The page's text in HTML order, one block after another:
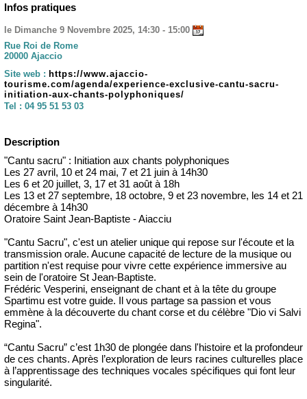
Infos pratiques
le Dimanche 9 Novembre 2025, 14:30 - 15:00
Rue Roi de Rome
20000 Ajaccio
Site web : https://www.ajaccio-
tourisme.com/agenda/experience-exclusive-cantu-sacru-
initiation-aux-chants-polyphoniques/
Tel : 04 95 51 53 03
Description
"Cantu sacru" : Initiation aux chants polyphoniques
Les 27 avril, 10 et 24 mai, 7 et 21 juin à 14h30
Les 6 et 20 juillet, 3, 17 et 31 août à 18h
Les 13 et 27 septembre, 18 octobre, 9 et 23 novembre, les 14 et 21
décembre à 14h30
Oratoire Saint Jean-Baptiste - Aiacciu
"Cantu Sacru", c'est un atelier unique qui repose sur l'écoute et la
transmission orale. Aucune capacité de lecture de la musique ou
partition n'est requise pour vivre cette expérience immersive au
sein de l'oratoire St Jean-Baptiste.
Frédéric Vesperini, enseignant de chant et à la tête du groupe
Spartimu est votre guide. Il vous partage sa passion et vous
emmène à la découverte du chant corse et du célèbre "Dio vi Salvi
Regina".
“Cantu Sacru” c’est 1h30 de plongée dans l'histoire et la profondeur
de ces chants. Après l’exploration de leurs racines culturelles place
à l’apprentissage des techniques vocales spécifiques qui font leur
singularité.